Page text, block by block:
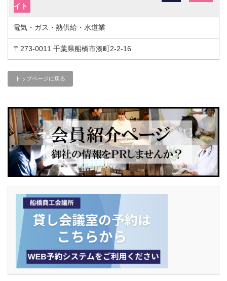
イト
電気・ガス・熱供給・水道業
〒273-0011 千葉県船橋市湊町2-2-16
トップページに戻る